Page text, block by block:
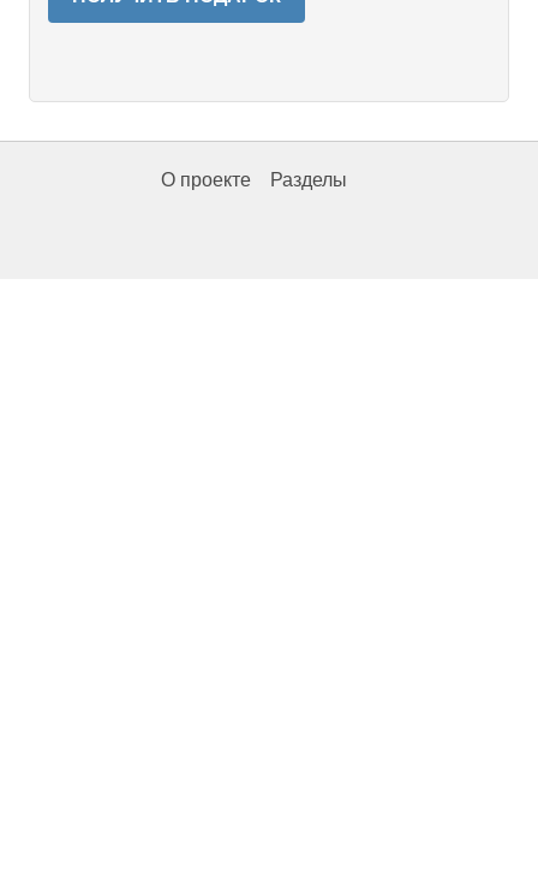
О проекте Разделы